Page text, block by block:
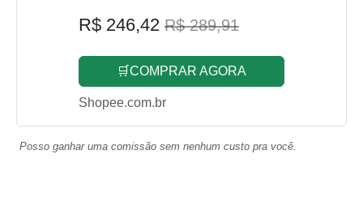
R$ 246,42 R$ 289,91
🛒COMPRAR AGORA
Shopee.com.br
Posso ganhar uma comissão sem nenhum custo pra você.